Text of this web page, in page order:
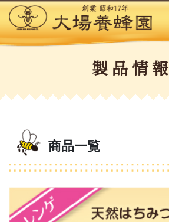
製品情報
商品一覧